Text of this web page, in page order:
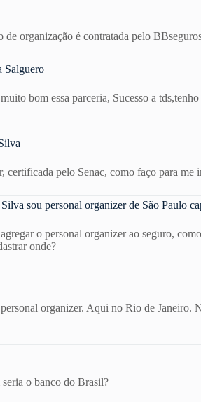
de organização é contratada pelo
Salguero
bom essa parceria, Sucesso a
certificada pelo Senac, como faço para me
sou personal organizer de São Paulo
o personal organizer ao seguro,
onde?
organizer. Aqui no Rio de Janeiro.
o banco do Brasil?